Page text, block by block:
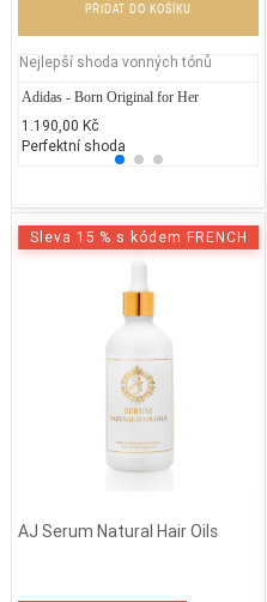
PŘIDAT DO KOŠÍKU
Nejlepší shoda vonných tónů
Adidas - Born Original for Her
1.190,00 Kč
Perfektní shoda
Sleva 15 % s kódem FRENCH
AJ Serum Natural Hair Oils